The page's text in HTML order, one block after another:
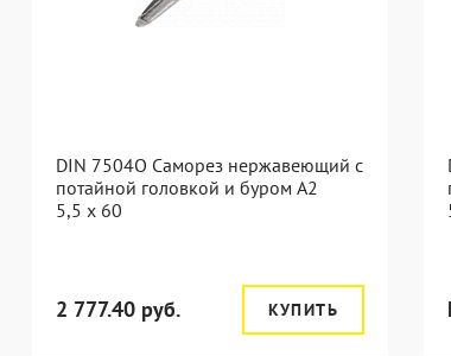
DIN 7504O Саморез нержавеющий с
потайной головкой и буром А2
5,5 x 60
2 777.40 руб. КУПИТЬ